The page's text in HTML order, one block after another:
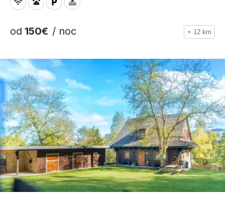
od 150€ / noc + 12 km